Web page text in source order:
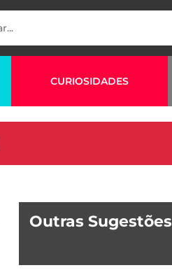
CURIOSIDADES
Outras Sugestões